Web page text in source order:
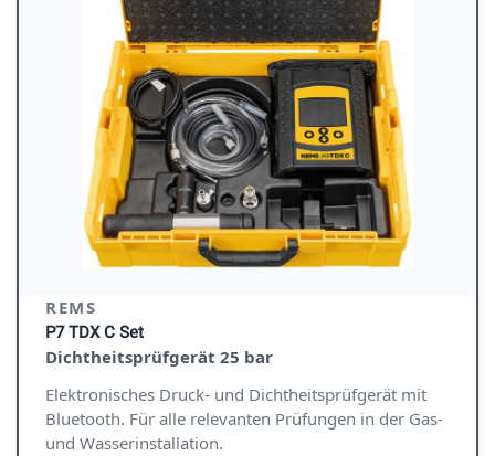
REMS
P7 TDX C Set
Dichtheitsprüfgerät 25 bar
Elektronisches Druck- und Dichtheitsprüfgerät mit
Bluetooth. Für alle relevanten Prüfungen in der Gas-
und Wasserinstallation.